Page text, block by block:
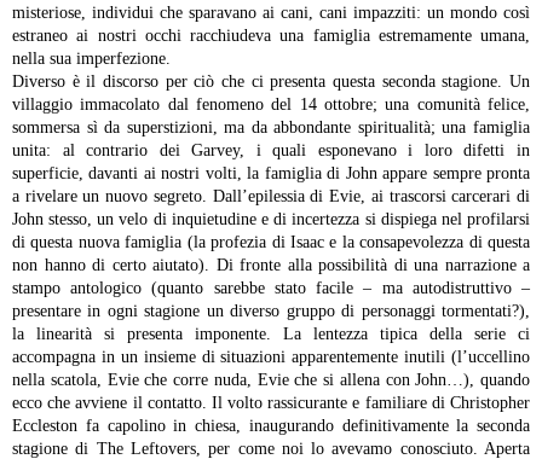
misteriose, individui che sparavano ai cani, cani impazziti: un mondo così
estraneo ai nostri occhi racchiudeva una famiglia estremamente umana,
nella sua imperfezione.
Diverso è il discorso per ciò che ci presenta questa seconda stagione. Un
villaggio immacolato dal fenomeno del 14 ottobre; una comunità felice,
sommersa sì da superstizioni, ma da abbondante spiritualità; una famiglia
unita: al contrario dei Garvey, i quali esponevano i loro difetti in
superficie, davanti ai nostri volti, la famiglia di John appare sempre pronta
a rivelare un nuovo segreto. Dall’epilessia di Evie, ai trascorsi carcerari di
John stesso, un velo di inquietudine e di incertezza si dispiega nel profilarsi
di questa nuova famiglia (la profezia di Isaac e la consapevolezza di questa
non hanno di certo aiutato).
Di fronte alla possibilità di una narrazione a
stampo antologico (quanto sarebbe stato facile – ma autodistruttivo –
presentare in ogni stagione un diverso gruppo di personaggi tormentati?),
la linearità si presenta imponente. La lentezza tipica della serie ci
accompagna in un insieme di situazioni apparentemente inutili (l’uccellino
nella scatola, Evie che corre nuda, Evie che si allena con John…), quando
ecco che avviene il contatto. Il volto rassicurante e familiare di Christopher
Eccleston fa capolino in chiesa, inaugurando definitivamente la seconda
stagione di The Leftovers, per come noi lo avevamo conosciuto. Aperta